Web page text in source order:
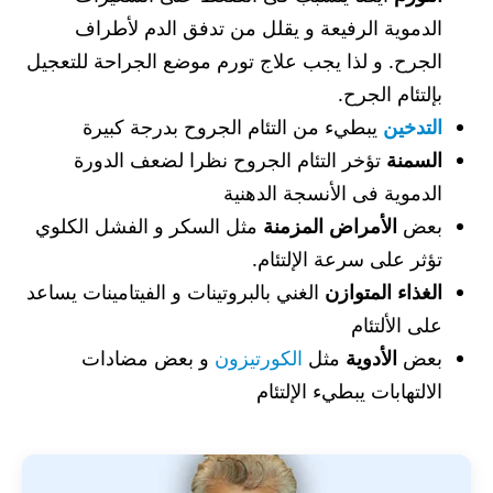
الدموية الرفيعة و يقلل من تدفق الدم لأطراف
الجرح. و لذا يجب علاج تورم موضع الجراحة للتعجيل
بإلتئام الجرح.
التدخين يبطيء من التئام الجروح بدرجة كبيرة
السمنة تؤخر التئام الجروح نظرا لضعف الدورة
الدموية فى الأنسجة الدهنية
بعض الأمراض المزمنة مثل السكر و الفشل الكلوي
تؤثر على سرعة الإلتئام.
الغذاء المتوازن الغني بالبروتينات و الفيتامينات يساعد
على الألتئام
بعض الأدوية مثل الكورتيزون و بعض مضادات
الالتهابات يبطيء الإلتئام